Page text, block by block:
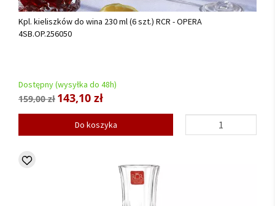
Kpl. kieliszków do wina 230 ml (6 szt.) RCR - OPERA
4SB.OP.256050
Dostępny (wysyłka do 48h)
159,00 zł 143,10 zł
Do koszyka